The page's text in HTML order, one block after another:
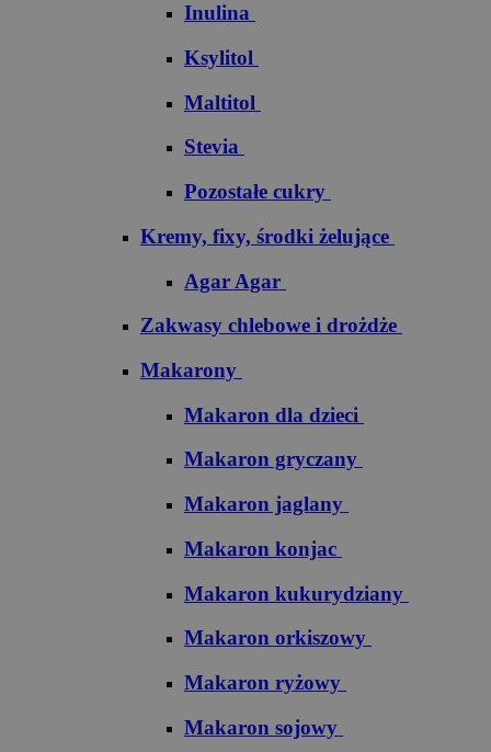
Inulina
Ksylitol
Maltitol
Stevia
Pozostałe cukry
Kremy, fixy, środki żelujące
Agar Agar
Zakwasy chlebowe i drożdże
Makarony
Makaron dla dzieci
Makaron gryczany
Makaron jaglany
Makaron konjac
Makaron kukurydziany
Makaron orkiszowy
Makaron ryżowy
Makaron sojowy